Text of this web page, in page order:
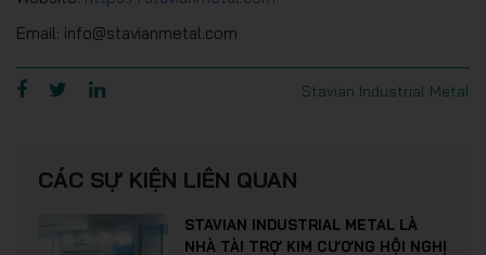
Email: info@stavianmetal.com
Stavian Industrial Metal
CÁC SỰ KIỆN LIÊN QUAN
STAVIAN INDUSTRIAL METAL LÀ
NHÀ TÀI TRỢ KIM CƯƠNG HỘI NGHỊ